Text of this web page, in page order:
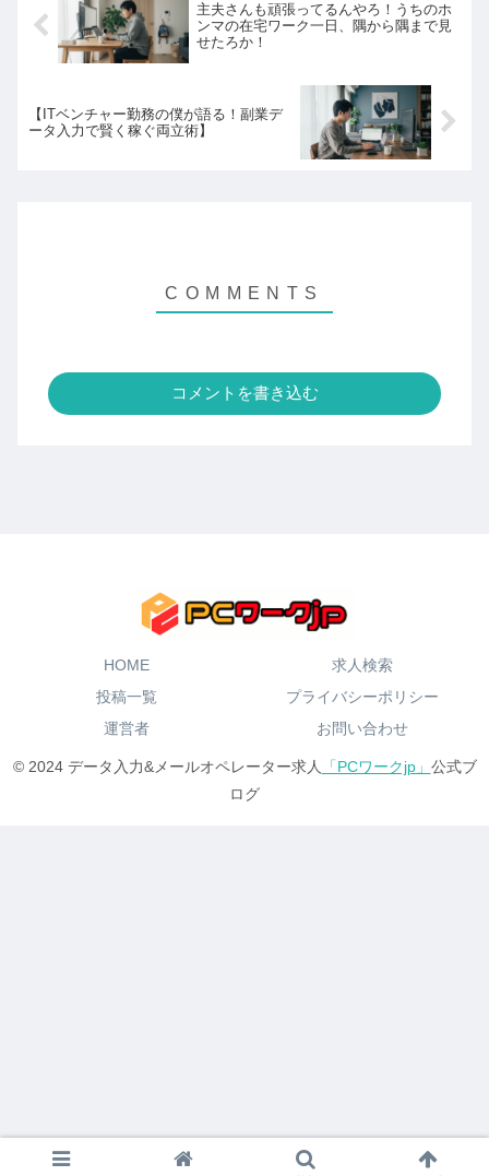
主夫さんも頑張ってるんやろ！うちのホ
ンマの在宅ワーク一日、隅から隅まで見
せたろか！
【ITベンチャー勤務の僕が語る！副業デ
ータ入力で賢く稼ぐ両立術】
コメントを書き込む
HOME
求人検索
投稿一覧
プライバシーポリシー
運営者
お問い合わせ
© 2024 データ入力&メールオペレーター求人 「PCワークjp」 公式ブ
ログ